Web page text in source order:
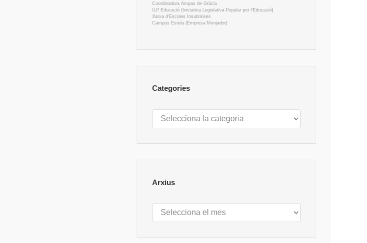
Coordinadora Ampas de Gràcia
ILP Educació (Iniciativa Legislativa Popular per l'Educació)
Xarxa d'Escoles Insubmises
Campos Estela (Empresa Menjador)
Categories
Categories
Arxius
Arxius